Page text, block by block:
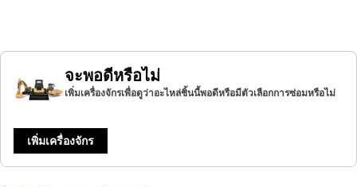
จะพอดีหรือไม่
เพิ่มเครื่องจักรเพื่อดูว่าอะไหล่ชิ้นนี้พอดีหรือมีตัวเลือกการซ่อมหรือไม่
เพิ่มเครื่องจักร